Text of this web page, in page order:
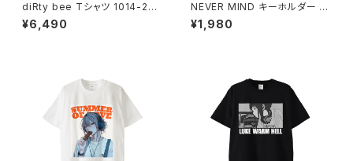
diRty bee Tシャツ 1014-230
221154
¥6,490
NEVER MIND キーホルダー 10
20-241126087
¥1,980